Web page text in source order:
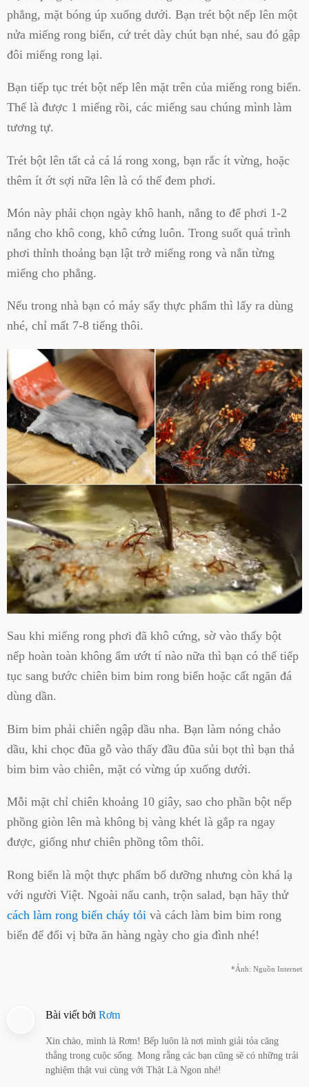
phẳng, mặt bóng úp xuống dưới. Bạn trét bột nếp lên một
nửa miếng rong biển, cứ trét dày chút bạn nhé, sau đó gập
đôi miếng rong lại.
Bạn tiếp tục trét bột nếp lên mặt trên của miếng rong biển.
Thế là được 1 miếng rồi, các miếng sau chúng mình làm
tương tự.
Trét bột lên tất cả cá lá rong xong, bạn rắc ít vừng, hoặc
thêm ít ớt sợi nữa lên là có thể đem phơi.
Món này phải chọn ngày khô hanh, nắng to để phơi 1-2
nắng cho khô cong, khô cứng luôn. Trong suốt quá trình
phơi thỉnh thoảng bạn lật trở miếng rong và nắn từng
miếng cho phẳng.
Nếu trong nhà bạn có máy sấy thực phẩm thì lấy ra dùng
nhé, chỉ mất 7-8 tiếng thôi.
Sau khi miếng rong phơi đã khô cứng, sờ vào thấy bột
nếp hoàn toàn không ẩm ướt tí nào nữa thì bạn có thể tiếp
tục sang bước chiên bim bim rong biển hoặc cất ngăn đá
dùng dần.
Bim bim phải chiên ngập dầu nha. Bạn làm nóng chảo
dầu, khi chọc đũa gỗ vào thấy đầu đũa sủi bọt thì bạn thả
bim bim vào chiên, mặt có vừng úp xuống dưới.
Mỗi mặt chỉ chiên khoảng 10 giây, sao cho phần bột nếp
phồng giòn lên mà không bị vàng khét là gắp ra ngay
được, giống như chiên phồng tôm thôi.
Rong biển là một thực phẩm bổ dưỡng nhưng còn khá lạ
với người Việt. Ngoài nấu canh, trộn salad, bạn hãy thử
cách làm rong biển cháy tỏi và cách làm bim bim rong
biển để đổi vị bữa ăn hàng ngày cho gia đình nhé!
*Ảnh: Nguồn Internet
Bài viết bởi Rơm
Xin chào, mình là Rơm! Bếp luôn là nơi mình giải tỏa căng
thẳng trong cuộc sống. Mong rằng các bạn cũng sẽ có những trải
nghiệm thật vui cùng với Thật Là Ngon nhé!